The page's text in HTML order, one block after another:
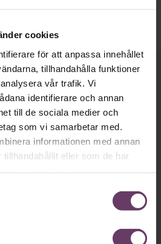
cookies
för att anpassa innehållet
tillhandahålla funktioner
vår trafik. Vi
identifierare och annan
till de sociala medier och
som vi samarbetar med.
informationen med annan
eller som de har
med våra
samlar varje
från Chef och
Ledarskapsnytta och
som är chef, ledare
Missa inget – börja
Det är helt kostnadsfritt.